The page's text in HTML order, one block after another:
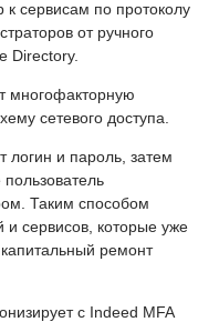
сервисам по протоколу
от ручного
Directory.
многофакторную
сетевого доступа.
логин и пароль, затем
Таким способом
сервисов, которые уже
ремонт
с Indeed MFA